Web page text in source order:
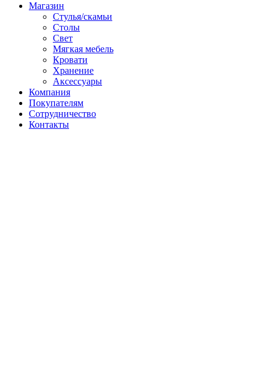
Магазин
Стулья/скамьи
Столы
Свет
Мягкая мебель
Кровати
Хранение
Аксессуары
Компания
Покупателям
Сотрудничество
Контакты